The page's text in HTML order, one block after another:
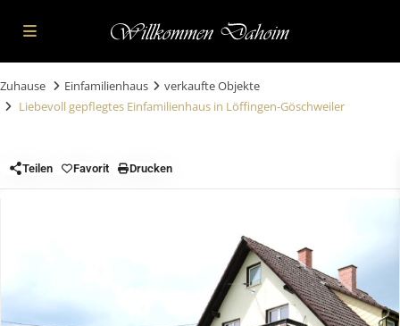
Zuhause Einfamilienhaus
verkaufte Objekte
Liebevoll gepflegtes Einfamilienhaus in Löffingen-Göschweiler
Teilen Favorit Drucken